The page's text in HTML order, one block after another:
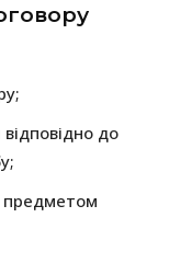
до
предметом